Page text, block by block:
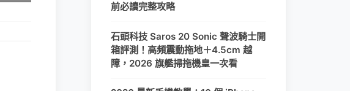
前必讀完整攻略
石頭科技 Saros 20 Sonic 聲波騎士開
箱評測！高頻震動拖地＋4.5cm 越
障，2026 旗艦掃拖機皇一次看